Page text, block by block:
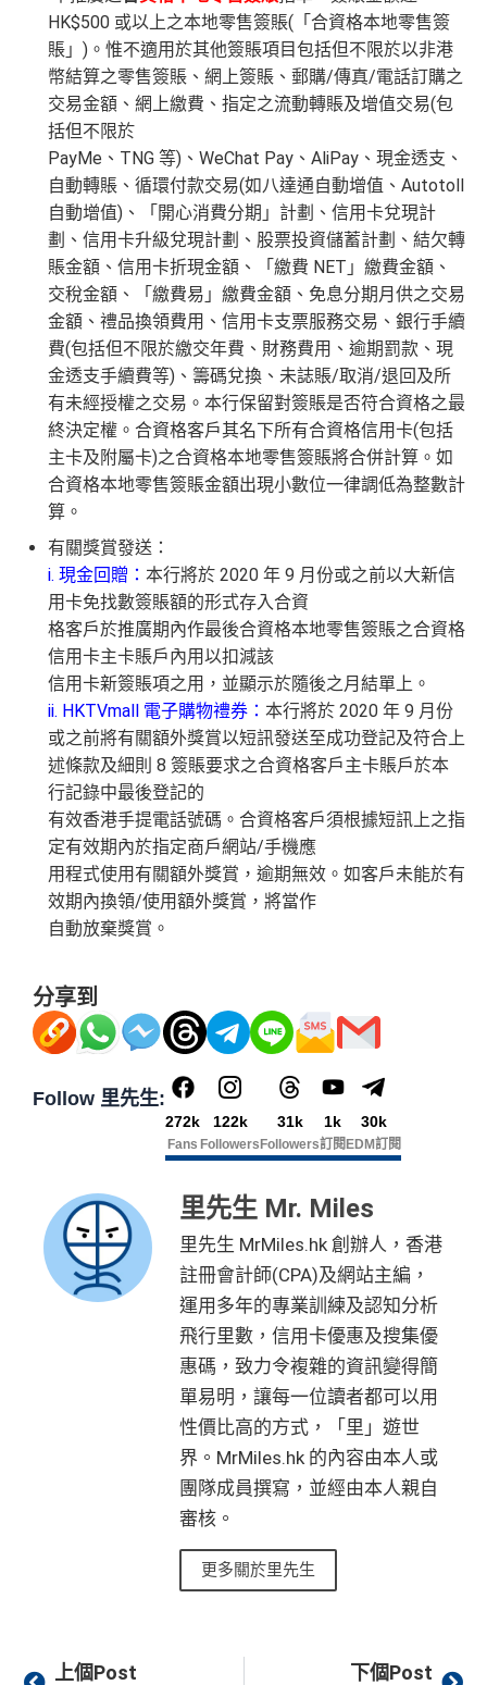
HK$500 或以上之本地零售簽賬(「合資格本地零售簽
賬」)。惟不適用於其他簽賬項目包括但不限於以非港
幣結算之零售簽賬、網上簽賬、郵購/傳真/電話訂購之
交易金額、網上繳費、指定之流動轉賬及增值交易(包
括但不限於
PayMe、TNG 等)、WeChat Pay、AliPay、現金透支、
自動轉賬、循環付款交易(如八達通自動增值、Autotoll
自動增值)、「開心消費分期」計劃、信用卡兌現計
劃、信用卡升級兌現計劃、股票投資儲蓄計劃、結欠轉
賬金額、信用卡折現金額、「繳費 NET」繳費金額、
交稅金額、「繳費易」繳費金額、免息分期月供之交易
金額、禮品換領費用、信用卡支票服務交易、銀行手續
費(包括但不限於繳交年費、財務費用、逾期罰款、現
金透支手續費等)、籌碼兌換、未誌賬/取消/退回及所
有未經授權之交易。本行保留對簽賬是否符合資格之最
終決定權。合資格客戶其名下所有合資格信用卡(包括
主卡及附屬卡)之合資格本地零售簽賬將合併計算。如
合資格本地零售簽賬金額出現小數位一律調低為整數計
算。
有關獎賞發送：
i. 現金回贈： 本行將於 2020 年 9 月份或之前以大新信
用卡免找數簽賬額的形式存入合資
格客戶於推廣期內作最後合資格本地零售簽賬之合資格
信用卡主卡賬戶內用以扣減該
信用卡新簽賬項之用，並顯示於隨後之月結單上。
ii. HKTVmall 電子購物禮券： 本行將於 2020 年 9 月份
或之前將有關額外獎賞以短訊發送至成功登記及符合上
述條款及細則 8 簽賬要求之合資格客戶主卡賬戶於本
行記錄中最後登記的
有效香港手提電話號碼。合資格客戶須根據短訊上之指
定有效期內於指定商戶網站/手機應
用程式使用有關額外獎賞，逾期無效。如客戶未能於有
效期內換領/使用額外獎賞，將當作
自動放棄獎賞。
分享到
Follow 里先生:
272k
Fans
122k
Followers
31k
Followers
1k
訂閱
30k
EDM訂閱
里先生 Mr. Miles
里先生 MrMiles.hk 創辦人，香港
註冊會計師(CPA)及網站主編，
運用多年的專業訓練及認知分析
飛行里數，信用卡優惠及搜集優
惠碼，致力令複雜的資訊變得簡
單易明，讓每一位讀者都可以用
性價比高的方式，「里」遊世
界。MrMiles.hk 的內容由本人或
團隊成員撰寫，並經由本人親自
審核。
更多關於里先生
Prev
上個Post 下個Post